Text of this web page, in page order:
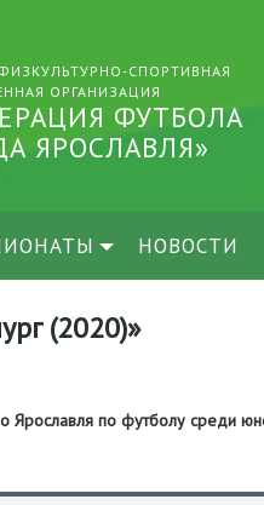
СПОРТИВНАЯ
ОРГАНИЗАЦИЯ
ФУТБОЛА
ЯРОСЛАВЛЯ»
НОВОСТИ
(2020)»
Ярославля по футболу среди